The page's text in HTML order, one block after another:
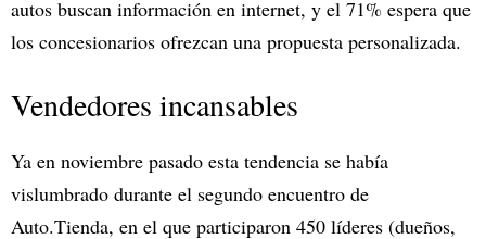
autos buscan información en internet, y el 71% espera que
los concesionarios ofrezcan una propuesta personalizada.
Vendedores incansables
Ya en noviembre pasado esta tendencia se había
vislumbrado durante el segundo encuentro de
Auto.Tienda, en el que participaron 450 líderes (dueños,